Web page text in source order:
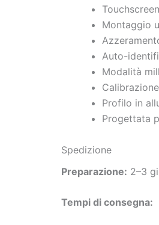
Montaggio
Auto-
Modalità
Profilo in
Progettata
Spedizione
Preparazione: 2–3
Tempi di consegna: